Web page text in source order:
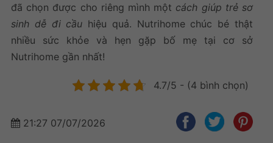
đã chọn được cho riêng mình một cách giúp trẻ sơ
sinh dễ đi cầu hiệu quả. Nutrihome chúc bé thật
nhiều sức khỏe và hẹn gặp bố mẹ tại cơ sở
Nutrihome gần nhất!
4.7/5 - (4 bình chọn)
21:27 07/07/2026